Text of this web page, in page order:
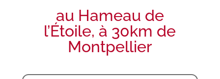
au Hameau de
l’Étoile, à 30km de
Montpellier